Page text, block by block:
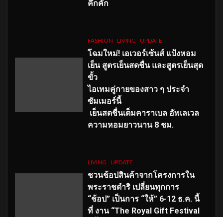
คึกคัก
FASHION LIVING UPDATE
โฉมใหม่! เอเวอร์เซ้นส์ แป้งหอม
เย็น สูตรเย็นสดชื่น และสูตรเย็นสุด
ขั้ว
ไอเทมคู่กายของสาว ๆ ประจำ
ซัมเมอร์นี้
เย็นสดชื่นเต็มคาราเบล อัพเลเวล
ความหอมยาวนาน 8 ชม.
LIVING UPDATE
ชวนช้อปสินค้าจากโครงการใน
พระราชดำริ เปลี่ยนทุกการ
“ช้อป” เป็นการ “ให้” 6-12 ธ.ค. นี้
ที่ งาน “The Royal Gift Festival